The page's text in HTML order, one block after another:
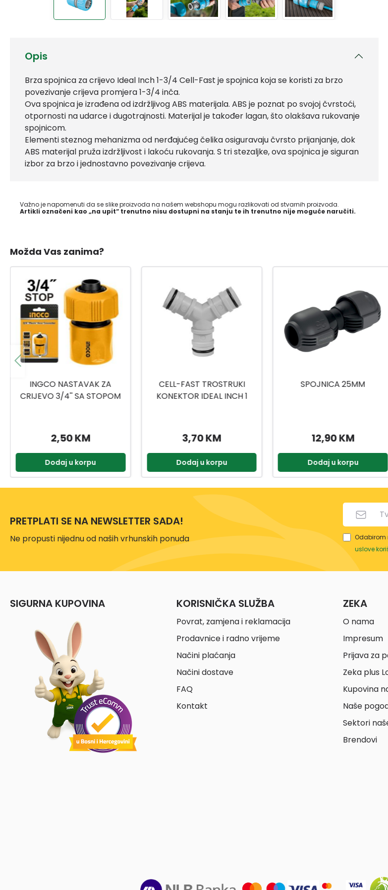
Opis
Brza spojnica za crijevo Ideal Inch 1-3/4 Cell-Fast je spojnica koja se koristi za brzo
povezivanje crijeva promjera 1-3/4 inča.
Ova spojnica je izrađena od izdržljivog ABS materijala. ABS je poznat po svojoj čvrstoći,
otpornosti na udarce i dugotrajnosti. Materijal je također lagan, što olakšava rukovanje
spojnicom.
Elementi steznog mehanizma od nerđajućeg čelika osiguravaju čvrsto prijanjanje, dok
ABS materijal pruža izdržljivost i lakoću rukovanja. S tri stezaljke, ova spojnica je siguran
izbor za brzo i jednostavno povezivanje crijeva.
Važno je napomenuti da se slike proizvoda na našem webshopu mogu razlikovati od stvarnih proizvoda.
Artikli označeni kao „na upit“ trenutno nisu dostupni na stanju te ih trenutno nije moguće naručiti.
Možda Vas zanima?
CELL-FAST TROSTRUKI
KONEKTOR IDEAL INCH 1
3,70 KM
Dodaj u korpu
SPOJNICA 25MM
12,90 KM
Dodaj u korpu
CELL-FAST SPOJNICA UN 1
3,99 KM
Dodaj u korpu
PRETPLATI SE NA NEWSLETTER SADA!
Ne propusti nijednu od naših vrhunskih ponuda Odabirom
uslove
SIGURNA KUPOVINA KORISNIČKA SLUŽBA
Povrat, zamjena i reklamacija
Prodavnice i radno vrijeme
Načini plaćanja
Načini dostave
FAQ
Kontakt
ZEKA
O nama
Impresum
Prijava za
Zeka plus
Kupovina
Naše
Sektori
Brendovi